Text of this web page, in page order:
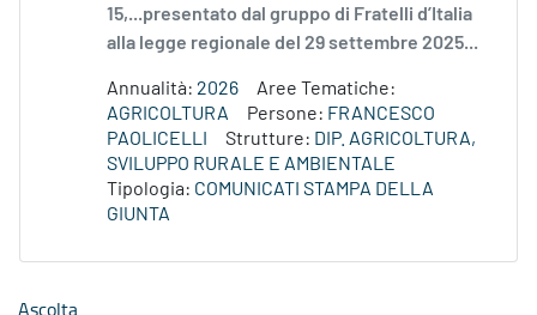
15,...presentato dal gruppo di Fratelli d’Italia
alla legge regionale del 29 settembre 2025...
Annualità: 2026
Aree Tematiche:
AGRICOLTURA
Persone: FRANCESCO
PAOLICELLI
Strutture: DIP. AGRICOLTURA,
SVILUPPO RURALE E AMBIENTALE
Tipologia: COMUNICATI STAMPA DELLA
GIUNTA
Ascolta